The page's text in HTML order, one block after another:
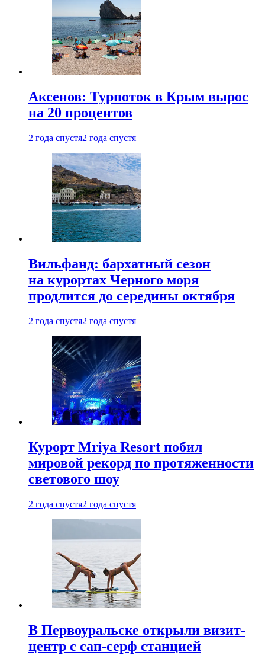
Аксенов: Турпоток в Крым вырос
на 20 процентов
2 года спустя2 года спустя
Вильфанд: бархатный сезон
на курортах Черного моря
продлится до середины октября
2 года спустя2 года спустя
Курорт Mriya Resort побил
мировой рекорд по протяженности
светового шоу
2 года спустя2 года спустя
В Первоуральске открыли визит-
центр с сап-серф станцией